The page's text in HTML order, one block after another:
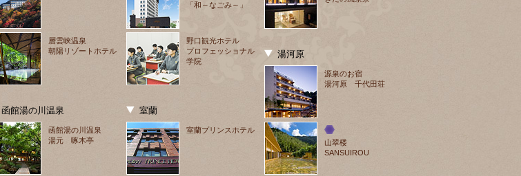
層雲峡温泉
朝陽リゾートホテル
函館湯の川温泉
函館湯の川温泉
湯元 啄木亭
「和～なごみ～」
野口観光ホテル
プロフェッショナル
学院
室蘭
室蘭プリンスホテル
湯河原
源泉のお宿
湯河原 千代田荘
山翠楼
SANSUIROU